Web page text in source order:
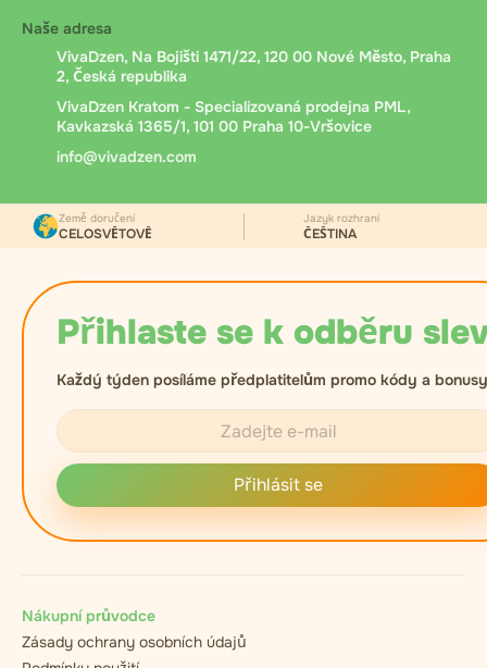
Naše adresa
VivaDzen, Na Bojišti 1471/22, 120 00 Nové Město, Praha
2, Česká republika
VivaDzen Kratom - Specializovaná prodejna PML,
Kavkazská 1365/1, 101 00 Praha 10-Vršovice
info@vivadzen.com
Přihlaste se k odběru
Každý týden posíláme předplatitelům promo kódy a
Přihlásit se
Země doručení
CELOSVĚTOVĚ
Jazyk rozhraní
ČEŠTINA
Nákupní průvodce
Zásady ochrany osobních údajů